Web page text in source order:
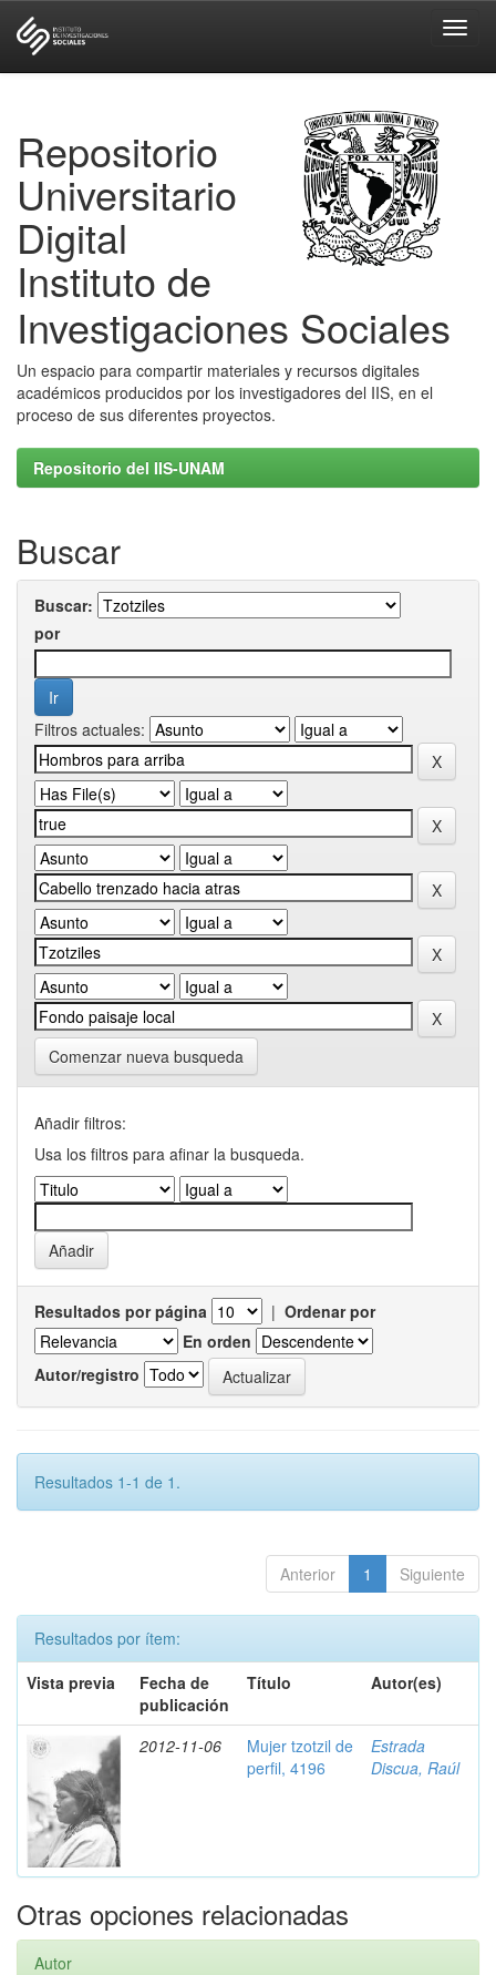
Repositorio
Universitario
Digital
Instituto de
Investigaciones Sociales
Un espacio para compartir materiales y recursos digitales
académicos producidos por los investigadores del IIS, en el
proceso de sus diferentes proyectos.
Repositorio del IIS-UNAM
Buscar
Buscar:
por
Filtros actuales:
Comenzar nueva busqueda
Añadir filtros:
Usa los filtros para afinar la busqueda.
Resultados por página | Ordenar por
En orden
Autor/registro
Resultados 1-1 de 1.
Anterior 1 Siguiente
Resultados por ítem:
Vista previa
Fecha de
publicación
Título Autor(es)
2012-11-06
Mujer tzotzil de
perfil, 4196
Estrada
Discua, Raúl
Otras opciones relacionadas
Autor